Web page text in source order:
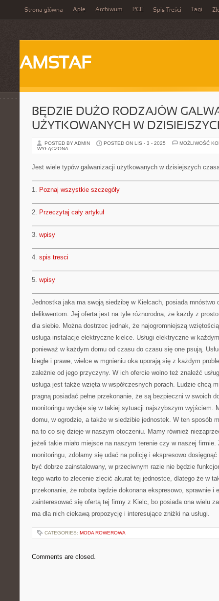
Strona główna Aple Archiwum PGE Spis Treści Tagi
AMSTAF
BĘDZIE DUŻO RODZAJÓW
UŻYTKOWANYCH W
POSTED BY ADMIN POSTED ON LIS - 3 - 2025
MOŻLIWOŚĆ
WYŁĄCZONA
Jest wiele typów galwanizacji użytkowanych w dzisiejszych
1. Poznaj wszystkie szczegóły
2. Przeczytaj cały artykuł
3. wpisy
4. spis tresci
5. wpisy
Jednostka jaka ma swoją siedzibę w Kielcach, posiada mnóstwo
delikwentom. Jej oferta jest na tyle różnorodna, że każdy z
dla siebie. Można dostrzec jednak, że najogromniejszą
usługa instalacje elektryczne kielce. Usługi elektryczne w
ponieważ w każdym domu od czasu do czasu się one psują.
biegłe i prawe, wielce w mgnieniu oka uporają się z każdym
zależnie od jego przyczyny. W ich ofercie wolno też znaleźć
usługa jest także wzięta w współczesnych porach. Ludzie chcą
pragną posiadać pełne przekonanie, że są bezpieczni w swoich
monitoringu wydaje się w takiej sytuacji najszybszym wyjściem.
domu, w ogrodzie, a także w siedzibie jednostek. W ten sposób
na to co się dzieje w naszym otoczeniu. Mamy również
jeżeli takie miało miejsce na naszym terenie czy w naszej
monitoringu, zdołamy się udać na policję i ekspresowo
być dobrze zainstalowany, w przeciwnym razie nie będzie
tego warto to zlecenie zlecić akurat tej jednostce, dlatego że w
przekonanie, że robota będzie dokonana ekspresowo, sprawnie i
zainteresować się ofertą tej firmy z Kielc, bo posiada ona wielu
ma dla nich ciekawą propozycję i interesujące zniżki na usługi.
CATEGORIES: MODA ROWEROWA
Comments are closed.